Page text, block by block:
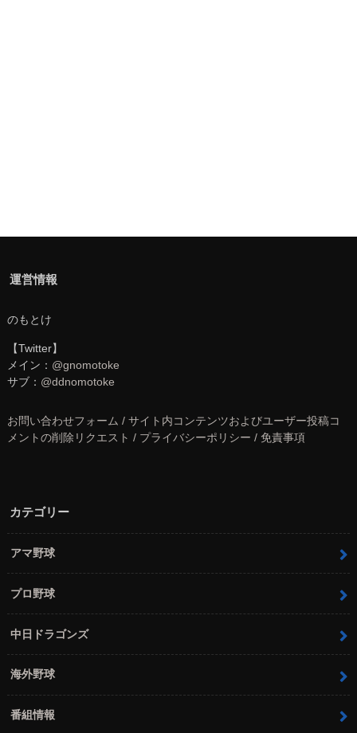
運営情報
のもとけ
【Twitter】
メイン： @gnomotoke
サブ： @ddnomotoke
お問い合わせフォーム / サイト内コンテンツおよびユーザー投稿コ
メントの削除リクエスト / プライバシーポリシー / 免責事項
カテゴリー
アマ野球
プロ野球
中日ドラゴンズ
海外野球
番組情報